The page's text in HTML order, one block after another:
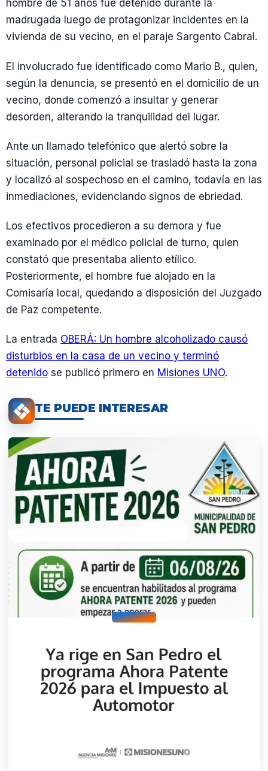
hombre de 51 años fue detenido durante la
madrugada luego de protagonizar incidentes en la
vivienda de su vecino, en el paraje Sargento Cabral.
El involucrado fue identificado como Mario B., quien,
según la denuncia, se presentó en el domicilio de un
vecino, donde comenzó a insultar y generar
desorden, alterando la tranquilidad del lugar.
Ante un llamado telefónico que alertó sobre la
situación, personal policial se trasladó hasta la zona
y localizó al sospechoso en el camino, todavía en las
inmediaciones, evidenciando signos de ebriedad.
Los efectivos procedieron a su demora y fue
examinado por el médico policial de turno, quien
constató que presentaba aliento etílico.
Posteriormente, el hombre fue alojado en la
Comisaría local, quedando a disposición del Juzgado
de Paz competente.
La entrada OBERÁ: Un hombre alcoholizado causó
disturbios en la casa de un vecino y terminó
detenido se publicó primero en Misiones UNO.
TE PUEDE INTERESAR